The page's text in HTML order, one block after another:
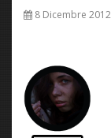
8 Dicembre 2012